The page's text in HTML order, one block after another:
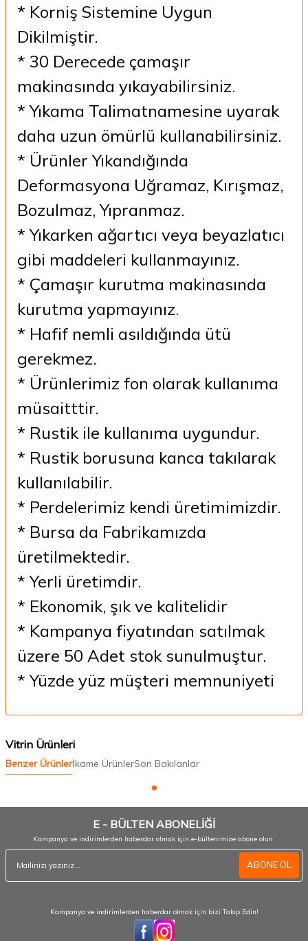
* Korniş Sistemine Uygun
Dikilmiştir.
* 30 Derecede çamaşır
makinasında yıkayabilirsiniz.
* Yıkama Talimatnamesine uyarak
daha uzun ömürlü kullanabilirsiniz.
* Ürünler Yıkandığında
Deformasyona Uğramaz, Kırışmaz,
Bozulmaz, Yıpranmaz.
* Yıkarken ağartıcı veya beyazlatıcı
gibi maddeleri kullanmayınız.
* Çamaşır kurutma makinasında
kurutma yapmayınız.
* Hafif nemli asıldığında ütü
gerekmez.
* Ürünlerimiz fon olarak kullanıma
müsaitttir.
* Rustik ile kullanıma uygundur.
* Rustik borusuna kanca takılarak
kullanılabilir.
* Perdelerimiz kendi üretimimizdir.
* Bursa da Fabrikamızda
üretilmektedir.
* Yerli üretimdir.
* Ekonomik, şık ve kalitelidir
* Kampanya fiyatından satılmak
üzere 50 Adet stok sunulmuştur.
* Yüzde yüz müşteri memnuniyeti
Vitrin Ürünleri
Benzer Ürünlerİkame ÜrünlerSon Bakılanlar
E - BÜLTEN ABONELİĞİ
Kampanya ve indirimlerden haberdar olmak için e-bültenimize abone olun.
ABONE OL
Kampanya ve indirimlerden haberdar olmak için bizi Takip Edin!